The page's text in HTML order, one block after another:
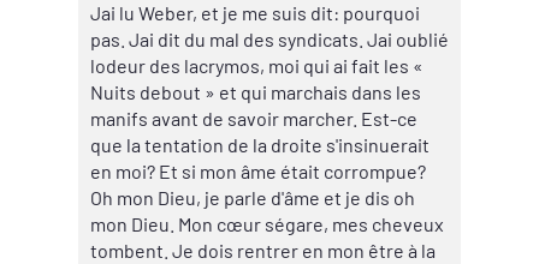
Jai lu Weber, et je me suis dit: pourquoi
pas. Jai dit du mal des syndicats. Jai oublié
lodeur des lacrymos, moi qui ai fait les «
Nuits debout » et qui marchais dans les
manifs avant de savoir marcher. Est-ce
que la tentation de la droite s'insinuerait
en moi? Et si mon âme était corrompue?
Oh mon Dieu, je parle d'âme et je dis oh
mon Dieu. Mon cœur ségare, mes cheveux
tombent. Je dois rentrer en mon être à la